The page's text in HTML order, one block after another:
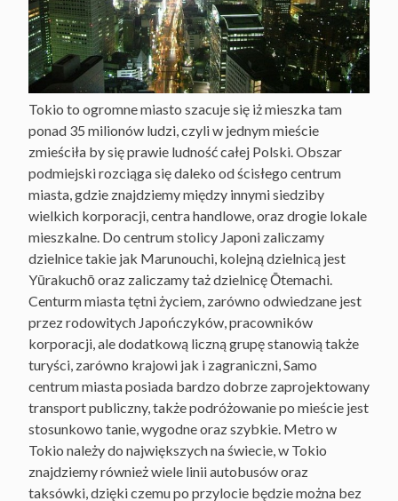
Tokio to ogromne miasto szacuje się iż mieszka tam
ponad 35 milionów ludzi, czyli w jednym mieście
zmieściła by się prawie ludność całej Polski. Obszar
podmiejski rozciąga się daleko od ścisłego centrum
miasta, gdzie znajdziemy między innymi siedziby
wielkich korporacji, centra handlowe, oraz drogie lokale
mieszkalne. Do centrum stolicy Japoni zaliczamy
dzielnice takie jak Marunouchi, kolejną dzielnicą jest
Yūrakuchō oraz zaliczamy taż dzielnicę Ōtemachi.
Centurm miasta tętni życiem, zarówno odwiedzane jest
przez rodowitych Japończyków, pracowników
korporacji, ale dodatkową liczną grupę stanowią także
turyści, zarówno krajowi jak i zagraniczni, Samo
centrum miasta posiada bardzo dobrze zaprojektowany
transport publiczny, także podróżowanie po mieście jest
stosunkowo tanie, wygodne oraz szybkie. Metro w
Tokio należy do największych na świecie, w Tokio
znajdziemy również wiele linii autobusów oraz
taksówki, dzięki czemu po przylocie będzie można bez